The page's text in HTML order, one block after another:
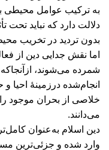
به ترکیب عوامل محیطی
دلالت دارد که نباید تحت
بدون تردید در تخریب
اما نقش جدایی دین از
شمرده می‌شوند،
انجام‌شده درزمینۀ احیا
خلاصی از بحران موجود
می‌دانند.
دین اسلام به‌عنوان
وارد شده و جزئی‌ترین